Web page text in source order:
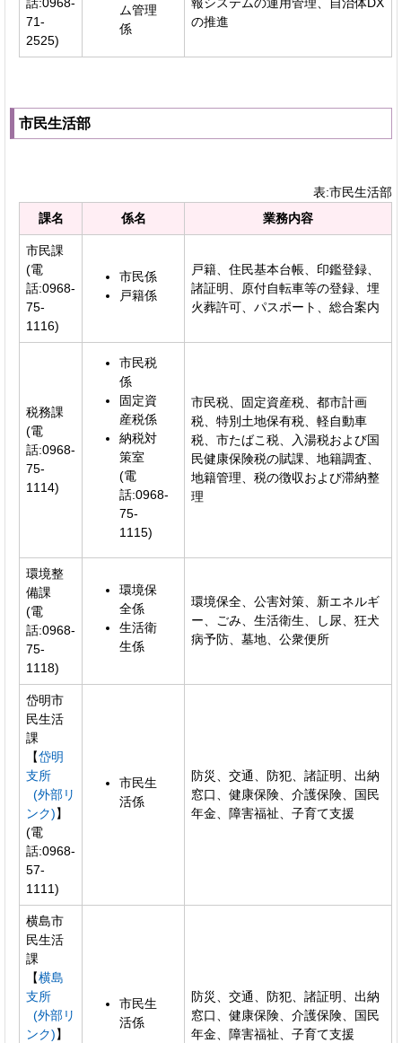
話:0968-
71-
2525)
ム管理
係
報システムの運用管理、自治体DX
の推進
市民生活部
表:市民生活部
課名
係名 業務内容
市民課
(電
話:0968-
75-
1116)
市民係
戸籍係
戸籍、住民基本台帳、印鑑登録、
諸証明、原付自転車等の登録、埋
火葬許可、パスポート、総合案内
税務課
(電
話:0968-
75-
1114)
市民税
係
固定資
産税係
納税対
策室
(電
話:0968-
75-
1115)
市民税、固定資産税、都市計画
税、特別土地保有税、軽自動車
税、市たばこ税、入湯税および国
民健康保険税の賦課、地籍調査、
地籍管理、税の徴収および滞納整
理
環境整
備課
(電
話:0968-
75-
1118)
環境保
全係
生活衛
生係
環境保全、公害対策、新エネルギ
ー、ごみ、生活衛生、し尿、狂犬
病予防、墓地、公衆便所
岱明市
民生活
課
【岱明
支所
(外部リ
ンク)】
(電
話:0968-
57-
1111)
市民生
活係
防災、交通、防犯、諸証明、出納
窓口、健康保険、介護保険、国民
年金、障害福祉、子育て支援
横島市
民生活
課
【横島
支所
(外部リ
ンク)】
市民生
活係
防災、交通、防犯、諸証明、出納
窓口、健康保険、介護保険、国民
年金、障害福祉、子育て支援